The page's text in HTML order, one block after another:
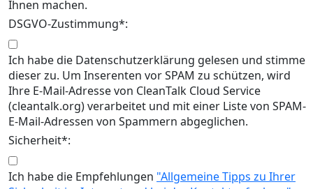
Ihnen machen.
DSGVO-Zustimmung*:
Ich habe die Datenschutzerklärung gelesen und stimme
dieser zu. Um Inserenten vor SPAM zu schützen, wird
Ihre E-Mail-Adresse von CleanTalk Cloud Service
(cleantalk.org) verarbeitet und mit einer Liste von SPAM-
E-Mail-Adressen von Spammern abgeglichen.
Sicherheit*:
Ich habe die Empfehlungen "Allgemeine Tipps zu Ihrer